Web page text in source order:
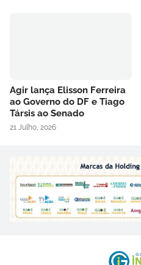
Agir lança Elisson Ferreira
ao Governo do DF e Tiago
Társis ao Senado
21 Julho, 2026